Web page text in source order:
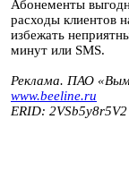
Абонементы
расходы клиентов
избежать
минут или SMS.
Реклама. ПАО
www.beeline.ru
ERID: 2VSb5y8r5V2